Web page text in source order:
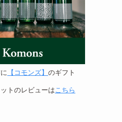
【コモンズ】 のギフト
トのレビューはこちら